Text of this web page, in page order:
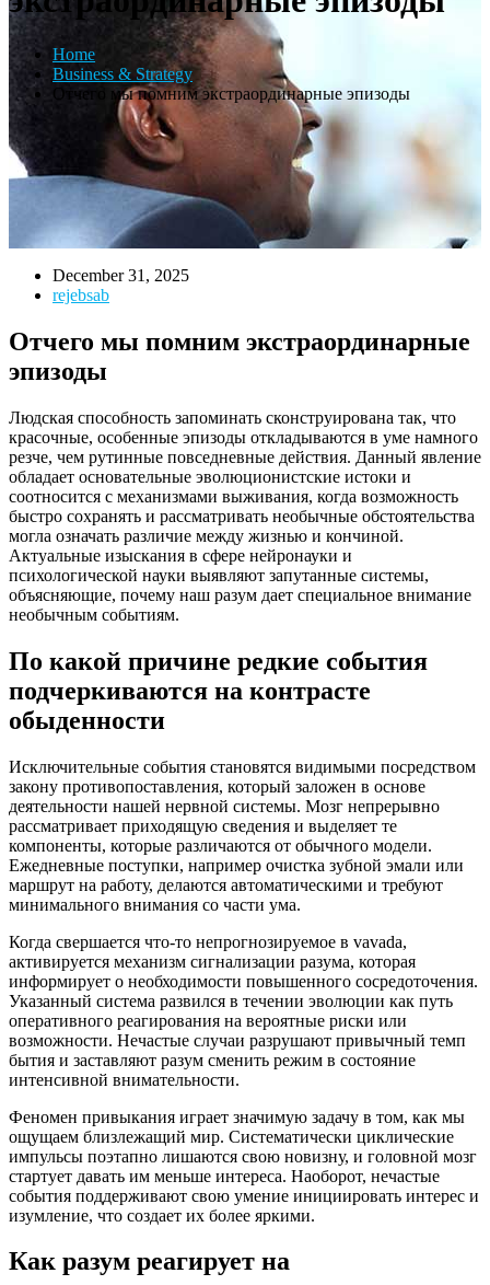
Home
Business & Strategy
Отчего мы помним экстраординарные эпизоды
December 31, 2025
rejebsab
Отчего мы помним экстраординарные
эпизоды
Людская способность запоминать сконструирована так, что
красочные, особенные эпизоды откладываются в уме намного
резче, чем рутинные повседневные действия. Данный явление
обладает основательные эволюционистские истоки и
соотносится с механизмами выживания, когда возможность
быстро сохранять и рассматривать необычные обстоятельства
могла означать различие между жизнью и кончиной.
Актуальные изыскания в сфере нейронауки и
психологической науки выявляют запутанные системы,
объясняющие, почему наш разум дает специальное внимание
необычным событиям.
По какой причине редкие события
подчеркиваются на контрасте
обыденности
Исключительные события становятся видимыми посредством
закону противопоставления, который заложен в основе
деятельности нашей нервной системы. Мозг непрерывно
рассматривает приходящую сведения и выделяет те
компоненты, которые различаются от обычного модели.
Ежедневные поступки, например очистка зубной эмали или
маршрут на работу, делаются автоматическими и требуют
минимального внимания со части ума.
Когда свершается что-то непрогнозируемое в vavada,
активируется механизм сигнализации разума, которая
информирует о необходимости повышенного сосредоточения.
Указанный система развился в течении эволюции как путь
оперативного реагирования на вероятные риски или
возможности. Нечастые случаи разрушают привычный темп
бытия и заставляют разум сменить режим в состояние
интенсивной внимательности.
Феномен привыкания играет значимую задачу в том, как мы
ощущаем близлежащий мир. Систематически циклические
импульсы поэтапно лишаются свою новизну, и головной мозг
стартует давать им меньше интереса. Наоборот, нечастые
события поддерживают свою умение инициировать интерес и
изумление, что создает их более яркими.
Как разум реагирует на